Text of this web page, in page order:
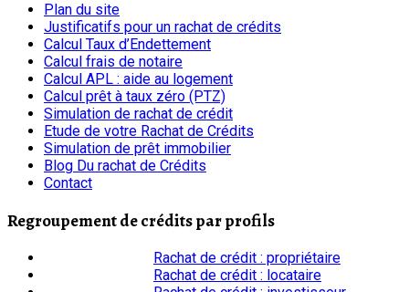
Plan du site
Justificatifs pour un rachat de crédits
Calcul Taux d’Endettement
Calcul frais de notaire
Calcul APL : aide au logement
Calcul prêt à taux zéro (PTZ)
Simulation de rachat de crédit
Etude de votre Rachat de Crédits
Simulation de prêt immobilier
Blog Du rachat de Crédits
Contact
Regroupement de crédits par profils
Rachat de crédit : propriétaire
Rachat de crédit : locataire